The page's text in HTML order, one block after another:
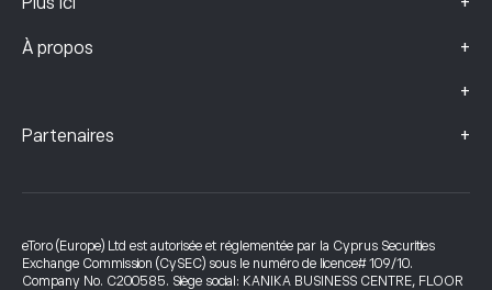
À propos +
+
Partenaires +
eToro (Europe) Ltd est autorisée et réglementée par la Cyprus Securities
Exchange Commission (CySEC) sous le numéro de licence# 109/10.
Company No. C200585. Siège social: KANIKA BUSINESS CENTRE, FLOOR